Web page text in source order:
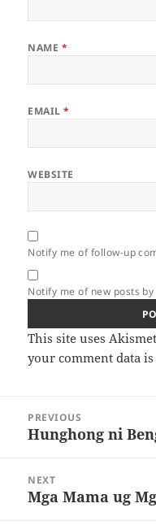
NAME *
EMAIL*
WEBSITE
Notify me of follow-up
Notify me of new posts
This site uses
your comment data is
navigation
PREVIOUS
Previous
Hunghong ni
NEXT
Next
Mga Mama ug